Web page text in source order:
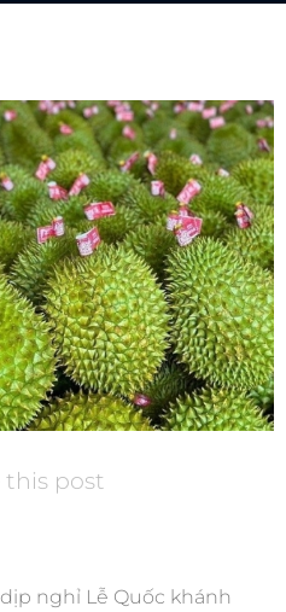
this post
nghỉ Lễ Quốc khánh